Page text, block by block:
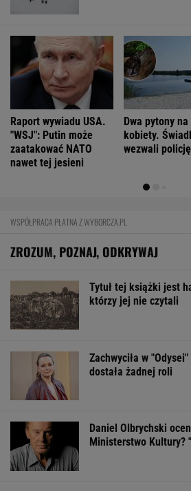
Raport wywiadu USA.
"WSJ": Putin może
zaatakować NATO
nawet tej jesieni
Dwa pytony na
kobiety.
wezwali policję
WSPÓŁPRACA PŁATNA Z WYBORCZA.PL
ZROZUM, POZNAJ, ODKRYWAJ
Tytuł tej książki jest
którzy jej nie czytali
Zachwyciła w
dostała żadnej roli
Daniel Olbrychski
Ministerstwo Kultury?